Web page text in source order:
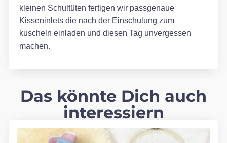
kleinen Schultüten fertigen wir passgenaue
Kisseninlets die nach der Einschulung zum
kuscheln einladen und diesen Tag unvergessen
machen.
Das könnte Dich auch
interessiern